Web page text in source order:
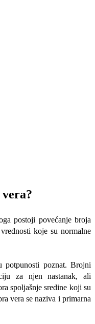
postoji povećanje broja
koje su normalne
poznat. Brojni
za njen nastanak, ali
spoljašnje sredine koji su
vera se naziva i primarna